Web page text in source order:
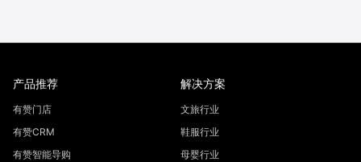
产品推荐
有赞门店
有赞CRM
有赞智能导购
解决方案
文旅行业
鞋服行业
母婴行业